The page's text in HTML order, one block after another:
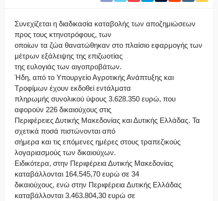
Συνεχίζεται η διαδικασία καταβολής των αποζημιώσεων
προς τους κτηνοτρόφους, των
οποίων τα ζώα θανατώθηκαν στο πλαίσιο εφαρμογής των
μέτρων εξάλειψης της επιζωοτίας
της ευλογιάς των αιγοπροβάτων.
Ήδη, από το Υπουργείο Αγροτικής Ανάπτυξης και
Τροφίμων έχουν εκδοθεί εντάλματα
πληρωμής συνολικού ύψους 3.628.350 ευρώ, που
αφορούν 226 δικαιούχους στις
Περιφέρειες Δυτικής Μακεδονίας και Δυτικής Ελλάδας. Τα
σχετικά ποσά πιστώνονται από
σήμερα και τις επόμενες ημέρες στους τραπεζικούς
λογαριασμούς των δικαιούχων.
Ειδικότερα, στην Περιφέρεια Δυτικής Μακεδονίας
καταβάλλονται 164.545,70 ευρώ σε 34
δικαιούχους, ενώ στην Περιφέρεια Δυτικής Ελλάδας
καταβάλλονται 3.463.804,30 ευρώ σε